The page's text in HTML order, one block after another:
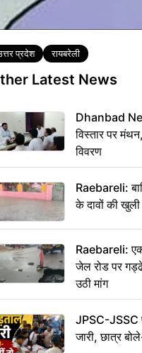
प्रदेश रायबरेली
Latest News
Dhanbad
विस्तार पर
विवरण
Raebareli:
के दावों की
Raebareli:
जेल रोड पर गड्ढे
उठी मांग
JPSC-JSSC
जारी, छात्र